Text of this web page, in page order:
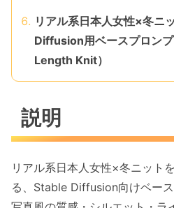
リアル系日本人女性×冬ニ
Diffusion用ベースプロン
Length Knit）
説明
リアル系日本人女性×冬ニット
る、Stable Diffusion向けベース